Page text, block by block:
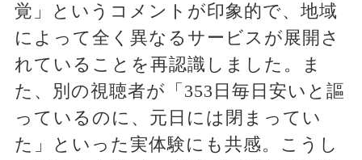
覚」というコメントが印象的で、地域
によって全く異なるサービスが展開さ
れていることを再認識しました。ま
た、別の視聴者が「353日毎日安いと謳
っているのに、元日には閉まってい
た」といった実体験にも共感。こうし